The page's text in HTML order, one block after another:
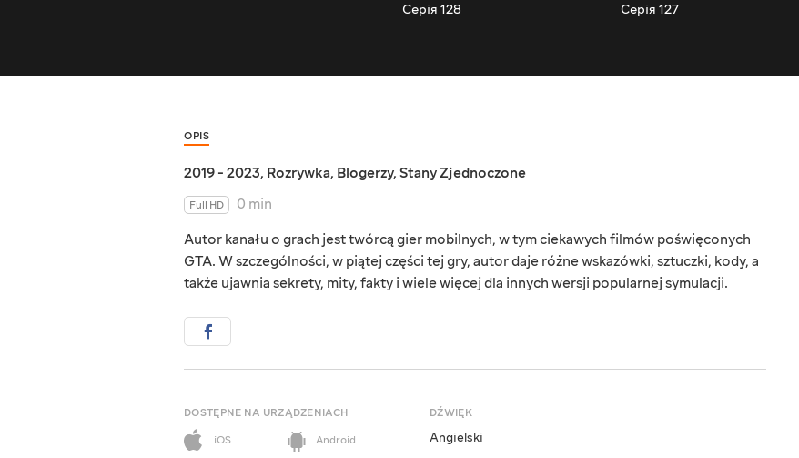
Серія 128 Серія 127
OPIS
2019 - 2023, Rozrywka, Blogerzy, Stany Zjednoczone
Full HD
0 min
Autor kanału o grach jest twórcą gier mobilnych, w tym ciekawych filmów poświęconych
GTA. W szczególności, w piątej części tej gry, autor daje różne wskazówki, sztuczki, kody, a
także ujawnia sekrety, mity, fakty i wiele więcej dla innych wersji popularnej symulacji.
DOSTĘPNE NA URZĄDZENIACH
iOS
Android
DŹWIĘK
Angielski